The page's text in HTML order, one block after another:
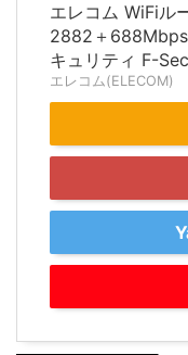
エレコム WiFiル
2882＋
キュリティ F-
エレコム(ELECOM)